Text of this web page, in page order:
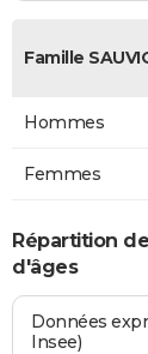
Famille
Hommes
Femmes
Répartition
d'âges
Données
Insee)